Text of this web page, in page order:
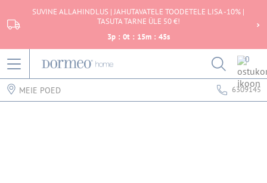
SUVINE ALLAHINDLUS | JAHUTAVATELE TOODETELE LISA -10% |
TASUTA TARNE ÜLE 50 €!
3p : 0t : 15m : 45s
0
MEIE POED 6309145